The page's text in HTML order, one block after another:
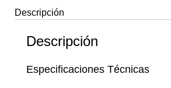
Descripción
Descripción
Especificaciones Técnicas